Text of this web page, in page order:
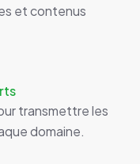
et contenus
transmettre les
domaine.